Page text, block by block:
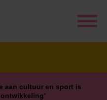
aan cultuur en sport is